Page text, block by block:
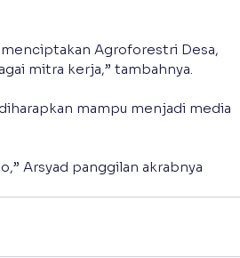
Agroforestri Desa,
mitra kerja,” tambahnya.
mampu menjadi media
Arsyad panggilan akrabnya